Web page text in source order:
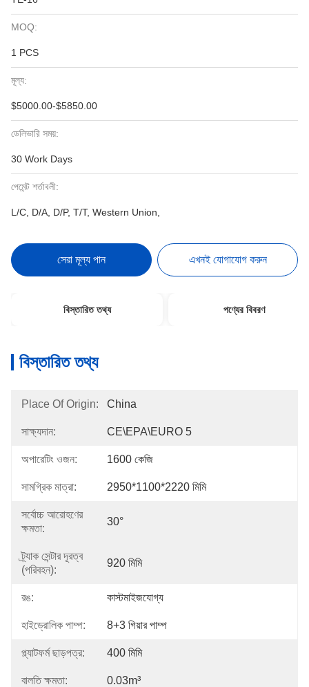
MOQ:
1 PCS
মূল্য:
$5000.00-$5850.00
ডেলিভারি সময়:
30 Work Days
পেমেন্ট শর্তাবলী:
L/C, D/A, D/P, T/T, Western Union,
সেরা মূল্য পান এখনই যোগাযোগ করুন
বিস্তারিত তথ্য পণ্যের বিবরণ
বিস্তারিত তথ্য
Place Of Origin: China
সাক্ষ্যদান: CE\EPA\EURO 5
অপারেটিং ওজন: 1600 কেজি
সামগ্রিক মাত্রা: 2950*1100*2220 মিমি
সর্বোচ্চ আরোহণের
ক্ষমতা:
30°
ট্র্যাক সেন্টার দূরত্ব
(পরিবহন):
920 মিমি
রঙ: কাস্টমাইজযোগ্য
হাইড্রোলিক পাম্প: 8+3 গিয়ার পাম্প
প্ল্যাটফর্ম ছাড়পত্র: 400 মিমি
বালতি ক্ষমতা: 0.03m³